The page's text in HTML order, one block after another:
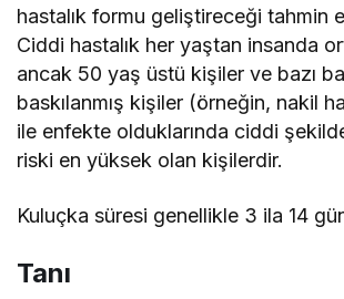
hastalık formu geliştireceği tahmin
Ciddi hastalık her yaştan insanda
ancak 50 yaş üstü kişiler ve bazı
baskılanmış kişiler (örneğin, nakil
ile enfekte olduklarında ciddi
riski en yüksek olan kişilerdir.
Kuluçka süresi genellikle 3 ila 14
Tanı